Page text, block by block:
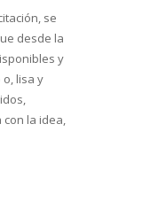
se
desde la
y
lisa y
la idea,